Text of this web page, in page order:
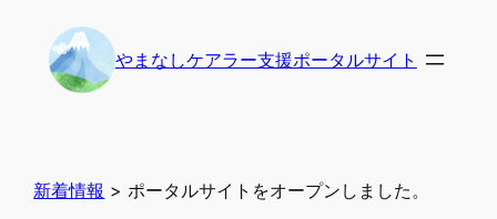
やまなしケアラー支援ポータルサイト
新着情報 >ポータルサイトをオープンしました。